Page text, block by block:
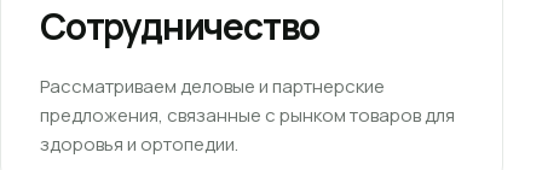
Сотрудничество
Рассматриваем деловые и партнерские
предложения, связанные с рынком товаров для
здоровья и ортопедии.